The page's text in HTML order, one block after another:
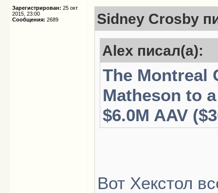
Зарегистрирован: 25 окт
2015, 23:00
Сообщения: 2689
Sidney Crosby
Alex писал(а):
The Montreal
Matheson to
$6.0M AAV
Вот Хекстол